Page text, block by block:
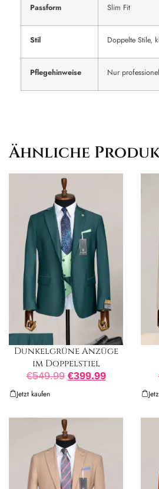
Passform Slim Fit
Stil Doppelte Stile,
Pflegehinweise Nur
Ähnliche
Dunkelgrüne Anzüge
im Doppelstiel
€549.99 €399.99
Jetzt kaufen